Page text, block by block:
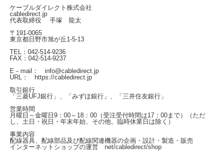
ケーブルダイレクト株式会社
cabledirect.jp
代表取締役 手塚 龍太
〒191-0065
東京都日野市旭が丘1-5-13
TEL：042-514-9236
FAX：042-514-9237
E－mail： info@cabledirect.jp
URL： https://cabledirect.jp
取引銀行
「三菱UFJ銀行」、「みずほ銀行」、「三井住友銀行」
営業時間
月曜日～金曜日 9：00～18：00（受注受付時間は17：00まで）
（ただ
し、土日・祝日・年末年始、その他、臨時休業日は除く）
事業内容
配線器具、配線部品及び配線関連機器の企画・設計・製造・販売
インターネットショップの運営 net/cabledirect/shop